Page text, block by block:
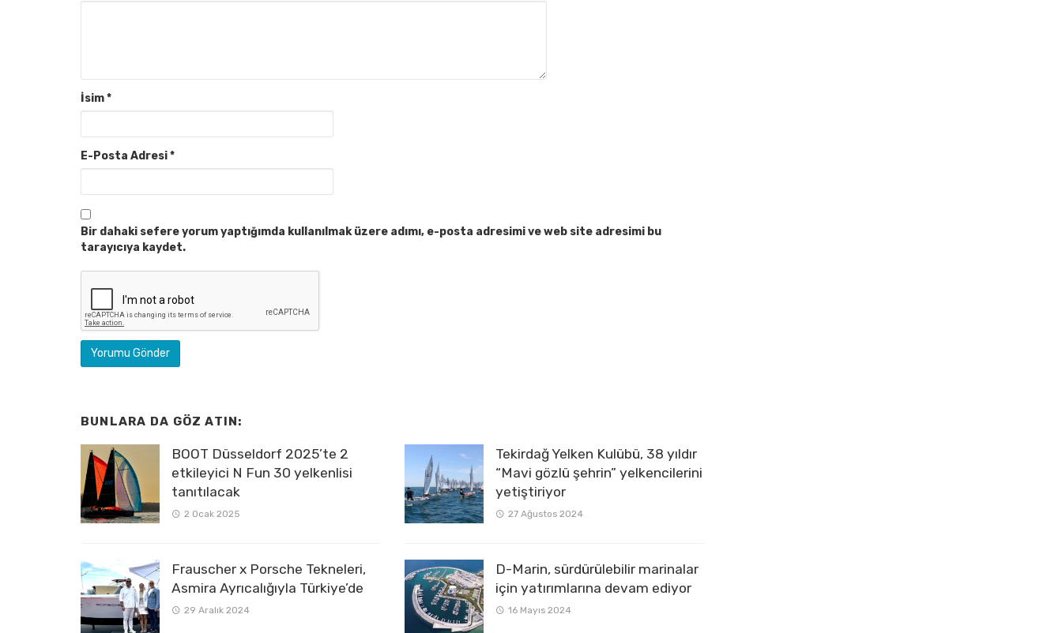
İsim*
E-Posta Adresi*
Bir dahaki sefere yorum yaptığımda kullanılmak üzere adımı, e-posta adresimi ve web site adresimi bu
tarayıcıya kaydet.
BUNLARA DA GÖZ ATIN:
BOOT Düsseldorf 2025’te 2
etkileyici N Fun 30 yelkenlisi
tanıtılacak
2 Ocak 2025
Frauscher x Porsche Tekneleri,
Asmira Ayrıcalığıyla Türkiye’de
29 Aralık 2024
Tekirdağ Yelken Kulübü, 38 yıldır
“Mavi gözlü şehrin” yelkencilerini
yetiştiriyor
27 Ağustos 2024
D-Marin, sürdürülebilir marinalar
için yatırımlarına devam ediyor
16 Mayıs 2024